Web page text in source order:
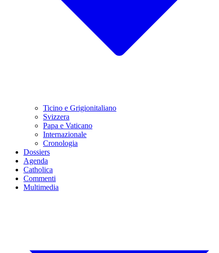
Ticino e Grigionitaliano
Svizzera
Papa e Vaticano
Internazionale
Cronologia
Dossiers
Agenda
Catholica
Commenti
Multimedia